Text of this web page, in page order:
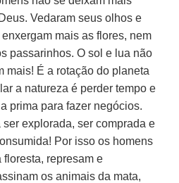
Vedaram seus olhos e
mais as flores, nem
passarinhos. O sol e lua não
mais! É a rotação do planeta
a natureza é perder tempo e
prima para fazer negócios.
explorada, ser comprada e
Por isso os homens
represam e
os animais da mata,